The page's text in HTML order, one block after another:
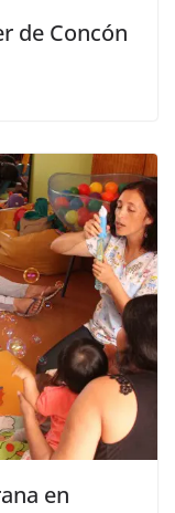
de Concón
en